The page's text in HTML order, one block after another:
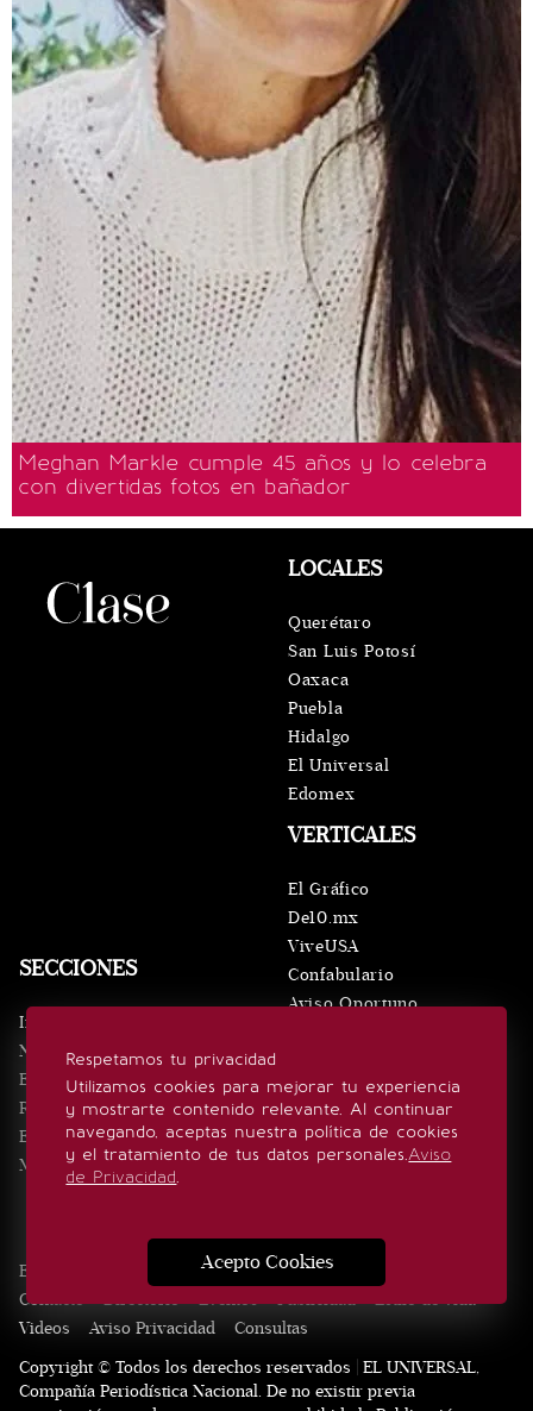
Meghan Markle cumple 45 años y lo celebra
con divertidas fotos en bañador
Respetamos tu privacidad
Utilizamos cookies para mejorar tu experiencia
y mostrarte contenido relevante. Al continuar
navegando, aceptas nuestra política de cookies
y el tratamiento de tus datos personales.Aviso
de Privacidad.
Acepto Cookies
SECCIONES
Inicio
Noticias
Eventos
Realeza
Estilo de vida
Minuto x Minuto
VERTICALES
El Gráfico
De10.mx
ViveUSA
Confabulario
Aviso Oportuno
LOCALES
Querétaro
San Luis Potosí
Oaxaca
Puebla
Hidalgo
El Universal
Edomex
SÍGUENOS
Edición Impresa Noticias Quiénes somos
Contacto
Directorio Eventos Publicidad
Estilo de vida
Videos
Aviso Privacidad
Consultas
Copyright © Todos los derechos reservados | EL UNIVERSAL,
Compañía Periodística Nacional. De no existir previa